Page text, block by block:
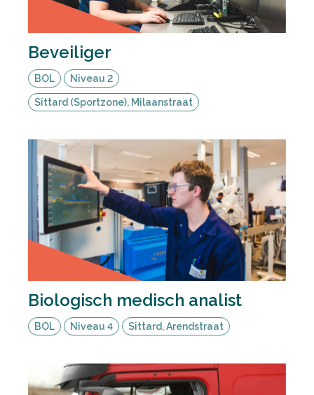
Beveiliger
BOL Niveau 2
Sittard (Sportzone), Milaanstraat
Biologisch medisch analist
BOL Niveau 4 Sittard, Arendstraat